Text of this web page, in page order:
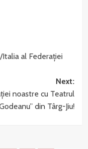
al Federației
Next:
noastre cu Teatrul
din Târg-Jiu!